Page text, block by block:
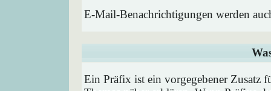
E-Mail-Benachrichtigungen werden
Ein Präfix ist ein vorgegebener Zusatz